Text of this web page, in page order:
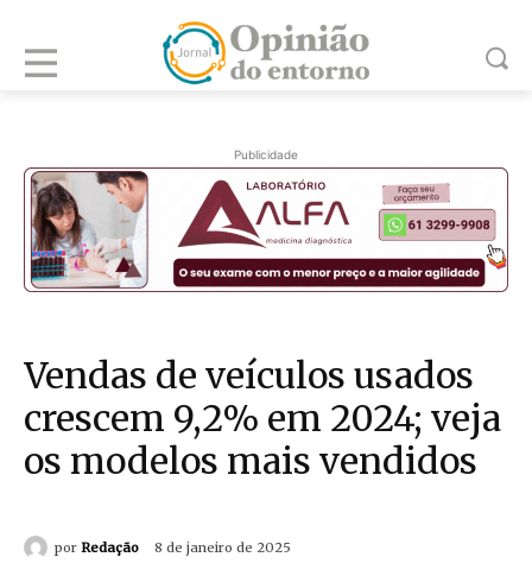
Publicidade
Vendas de veículos usados
crescem 9,2% em 2024; veja
os modelos mais vendidos
por Redação 8 de janeiro de 2025